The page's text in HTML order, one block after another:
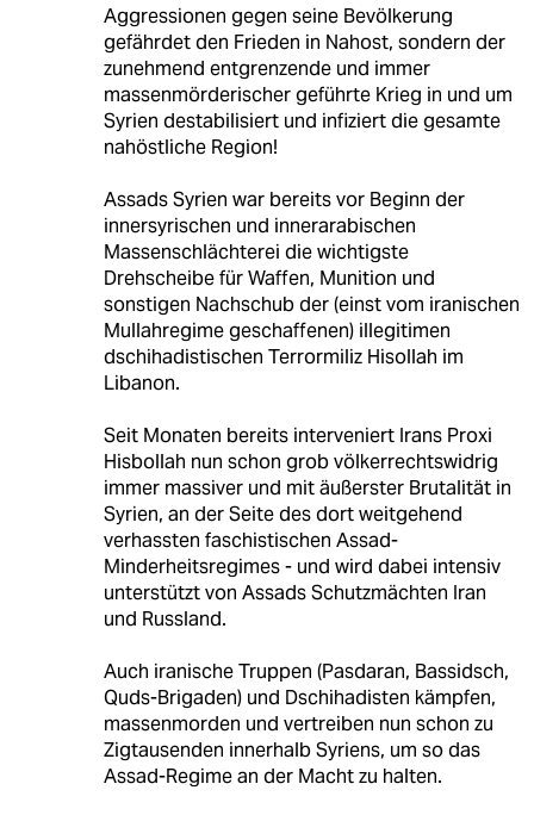
Aggressionen gegen seine Bevölkerung
gefährdet den Frieden in Nahost, sondern der
zunehmend entgrenzende und immer
massenmörderischer geführte Krieg in und um
Syrien destabilisiert und infiziert die gesamte
nahöstliche Region!
Assads Syrien war bereits vor Beginn der
innersyrischen und innerarabischen
Massenschlächterei die wichtigste
Drehscheibe für Waffen, Munition und
sonstigen Nachschub der (einst vom iranischen
Mullahregime geschaffenen) illegitimen
dschihadistischen Terrormiliz Hisollah im
Libanon.
Seit Monaten bereits interveniert Irans Proxi
Hisbollah nun schon grob völkerrechtswidrig
immer massiver und mit äußerster Brutalität in
Syrien, an der Seite des dort weitgehend
verhassten faschistischen Assad-
Minderheitsregimes - und wird dabei intensiv
unterstützt von Assads Schutzmächten Iran
und Russland.
Auch iranische Truppen (Pasdaran, Bassidsch,
Quds-Brigaden) und Dschihadisten kämpfen,
massenmorden und vertreiben nun schon zu
Zigtausenden innerhalb Syriens, um so das
Assad-Regime an der Macht zu halten.